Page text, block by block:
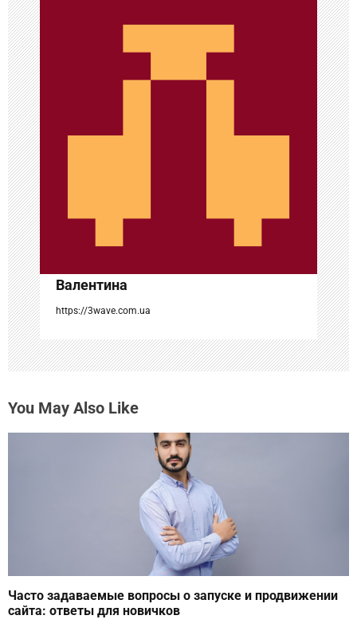
и
я
п
о
з
а
п
и
с
я
м
Валентина
https://3wave.com.ua
You May Also Like
Часто задаваемые вопросы о запуске и продвижении
сайта: ответы для новичков